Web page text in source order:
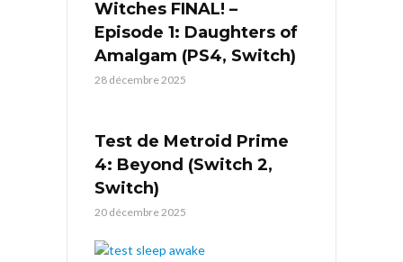
Witches FINAL! –
Episode 1: Daughters of
Amalgam (PS4, Switch)
28 décembre 2025
Test de Metroid Prime
4: Beyond (Switch 2,
Switch)
20 décembre 2025